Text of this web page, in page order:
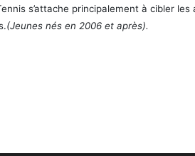
s’attache principalement à cibler
(Jeunes nés en 2006 et après).